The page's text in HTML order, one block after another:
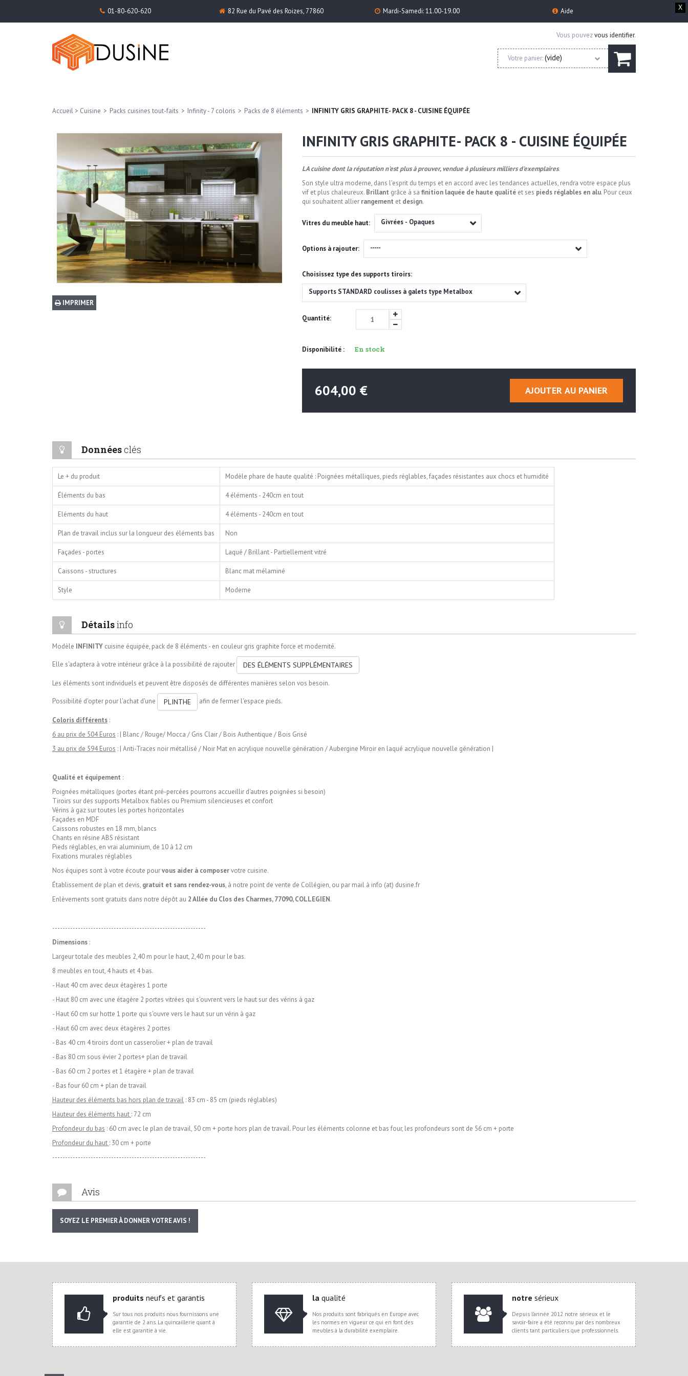
X
01-80-620-620 82 Rue du Pavé des Roizes, 77860 Mardi-Samedi: 11.00-19.00 Aide
Vous pouvezvous identifier.
Votre panier:(vide)
Accueil > Cuisine > Packs cuisines tout-faits > Infinity - 7 coloris > Packs de 8 éléments > INFINITY GRIS GRAPHITE- PACK 8 - CUISINE ÉQUIPÉE
IMPRIMER
INFINITY GRIS GRAPHITE- PACK 8 - CUISINE ÉQUIPÉE
LA cuisine dont la réputation n'est plus à prouver, vendue à plusieurs milliers d'exemplaires.
Son style ultra moderne, dans l'esprit du temps et en accord avec les tendances actuelles,rendra votre espace plus
vif et plus chaleureux. Brillant grâce à sa finition laquée de haute qualitéet ses pieds réglables en alu. Pour ceux
qui souhaitent allier rangement et design.
Vitres du meuble haut: Givrées - Opaques
Options à rajouter: -----
Choisissez type des supports tiroirs:
Supports STANDARD coulisses à galets type Metalbox
Quantité:
Disponibilité : En stock
604,00 € AJOUTER AU PANIER
Données clés
Le + du produit Modèle phare de haute qualité : Poignées métalliques, pieds réglables, façades résistantes aux chocs et humidité
Éléments du bas 4 éléments - 240cm en tout
Eléments du haut 4 éléments - 240cm en tout
Plan de travail inclus sur la longueur des éléments bas Non
Façades - portes Laqué / Brillant - Partiellement vitré
Caissons - structures Blanc mat mélaminé
Style Moderne
Détailsinfo
Modèle INFINITY cuisine équipée, pack de 8 éléments - en couleur gris graphite force et modernité.
Elle s'adaptera à votre intérieur grâce à la possibilité de rajouter DES ÉLÉMENTS SUPPLÉMENTAIRES
Les éléments sont individuels et peuvent être disposés de différentes manières selon vos besoin.
Possibilité d'opter pour l'achat d'une PLINTHE afin de fermer l'espace pieds.
Coloris différents :
6 au prix de 504 Euros : | Blanc / Rouge/ Mocca / Gris Clair / Bois Authentique / Bois Grisé
3 au prix de 594 Euros : | Anti-Traces noir métallisé / Noir Mat en acrylique nouvelle génération / Aubergine Miroir en laqué acrylique nouvelle génération |
Qualité et équipement :
Poignées métalliques (portes étant pré-percées pourrons accueillir d'autres poignées si besoin)
Tiroirs sur des supports Metalbox fiables ou Premium silencieuses et confort
Vérins à gaz sur toutes les portes horizontales
Façades en MDF
Caissons robustes en 18 mm, blancs
Chants en résine ABS résistant
Pieds réglables, en vrai aluminium, de 10 à 12 cm
Fixations murales réglables
Nos équipes sont à votre écoute pourvous aider à composervotre cuisine.
Établissement de plan et devis, gratuit et sans rendez-vous, à notre point de vente de Collégien, ou par mail à info (at) dusine.fr
Enlèvements sont gratuits dans notre dépôt au 2 Allée du Clos des Charmes, 77090, COLLEGIEN.
------------------------------------------------------------
Dimensions :
Largeur totale des meubles 2,40 m pour le haut, 2,40 m pour le bas.
8 meubles en tout, 4 hauts et 4 bas.
- Haut 40 cm avec deux étagères 1 porte
- Haut 80 cm avec une étagère 2 portes vitrées qui s'ouvrent vers le haut sur des vérins à gaz
- Haut 60 cm sur hotte 1 porte qui s'ouvre vers le haut sur un vérin à gaz
- Haut 60 cm avec deux étagères 2 portes
- Bas 40 cm 4 tiroirs dont un casserolier + plan de travail
- Bas 80 cm sous évier 2 portes+ plan de travail
- Bas 60 cm 2 portes et 1 étagère + plan de travail
- Bas four 60 cm + plan de travail
Hauteur des éléments bas hors plan de travail : 83 cm - 85 cm (pieds réglables)
Hauteur des éléments haut : 72 cm
Profondeur du bas : 60 cm avec le plan de travail, 50 cm + porte hors plan de travail. Pour les éléments colonne et bas four, les profondeurs sont de 56 cm + porte
Profondeur du haut : 30 cm + porte
------------------------------------------------------------
Avis
SOYEZ LE PREMIER À DONNER VOTRE AVIS !
produits neufs et garantis
Sur tous nos produits nous fournissons une
garantie de 2 ans. La quincaillerie quant à
elle est garantie à vie.
la qualité
Nos produits sont fabriqués en Europe avec
les normes en vigueur ce qui en font des
meubles à la durabilité exemplaire.
notre sérieux
Depuis l'année 2012 notre sérieux et le
savoir-faire a été reconnu par des nombreux
clients tant particuliers que professionnels.